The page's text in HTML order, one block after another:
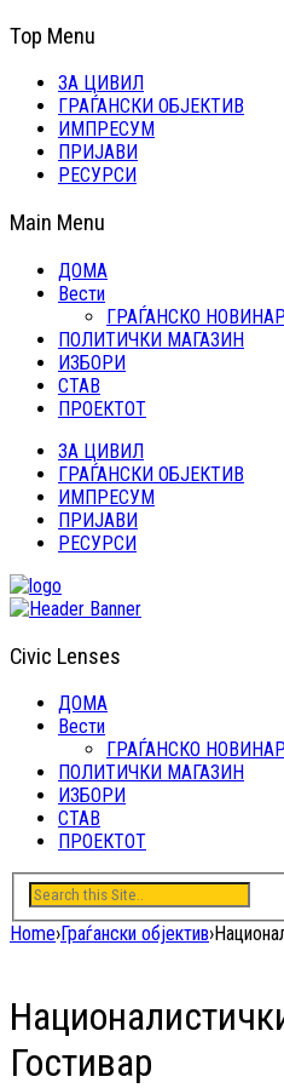
Top Menu
ЗА ЦИВИЛ
ГРАЃАНСКИ ОБЈЕКТИВ
ИМПРЕСУМ
ПРИЈАВИ
РЕСУРСИ
Main Menu
ДОМА
Вести
ГРАЃАНСКО
ПОЛИТИЧКИ МАГАЗИН
ИЗБОРИ
СТАВ
ПРОЕКТОТ
ЗА ЦИВИЛ
ГРАЃАНСКИ ОБЈЕКТИВ
ИМПРЕСУМ
ПРИЈАВИ
РЕСУРСИ
Civic Lenses
ДОМА
Вести
ГРАЃАНСКО
ПОЛИТИЧКИ МАГАЗИН
ИЗБОРИ
СТАВ
ПРОЕКТОТ
Home›Граѓански објектив›
Гостивар